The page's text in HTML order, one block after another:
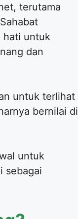
terutama
hati untuk
dan
untuk terlihat
bernilai di
untuk
sebagai